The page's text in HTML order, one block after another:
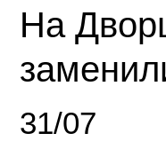
На
31/07